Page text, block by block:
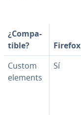
¿Co­m­pa­
ti­ble?
Firefox
Custom
elements
Sí